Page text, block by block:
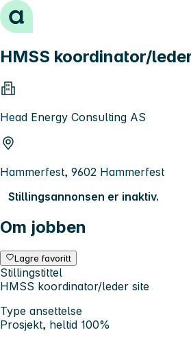
Hopp til innhold
HMSS koordinator/
Head Energy Consulting AS
Hammerfest, 9602 Hammerfest
Stillingsannonsen er inaktiv.
Om jobben
Lagre favoritt
Stillingstittel
HMSS koordinator/leder site
Type ansettelse
Prosjekt, heltid 100%